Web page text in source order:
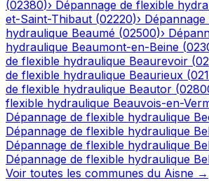
(02380)› Dépannage de flexible
et-Saint-Thibaut (02220)›
hydraulique Beaumé (02500)›
hydraulique Beaumont-en-Beine (
de flexible hydraulique Beaurevoir (
de flexible hydraulique Beaurieux (
de flexible hydraulique Beautor (
flexible hydraulique Beauvois-en-
Dépannage de flexible hydraulique
Dépannage de flexible hydraulique
Dépannage de flexible hydraulique
Dépannage de flexible hydraulique
Voir toutes les communes du Aisne →